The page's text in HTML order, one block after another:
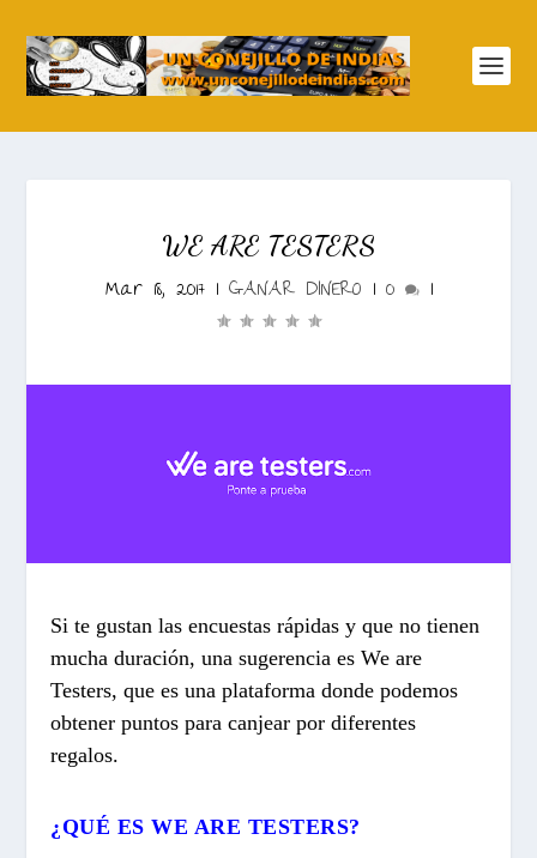
WE ARE TESTERS
Mar 18, 2017| GANAR DINERO | 0 |
Si te gustan las encuestas rápidas y que no tienen
mucha duración, una sugerencia es We are
Testers, que es una plataforma donde podemos
obtener puntos para canjear por diferentes
regalos.
¿QUÉ ES WE ARE TESTERS?